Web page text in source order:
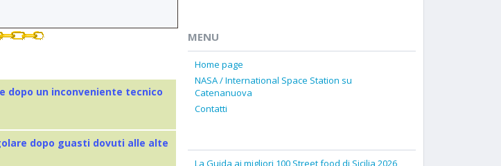
dopo un inconveniente tecnico
dopo guasti dovuti alle alte
MENU
Home page
NASA / International Space Station su
Catenanuova
Contatti